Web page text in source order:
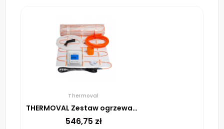
Thermoval
THERMOVAL Zestaw ogrzewania podłogowego – mata TV TO 2m² 170W/m² regulator TVT 04 ED biały
546,75 zł